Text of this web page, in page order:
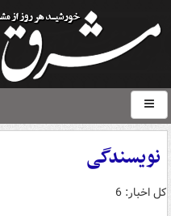
نویسندگی
کل اخبار: 6